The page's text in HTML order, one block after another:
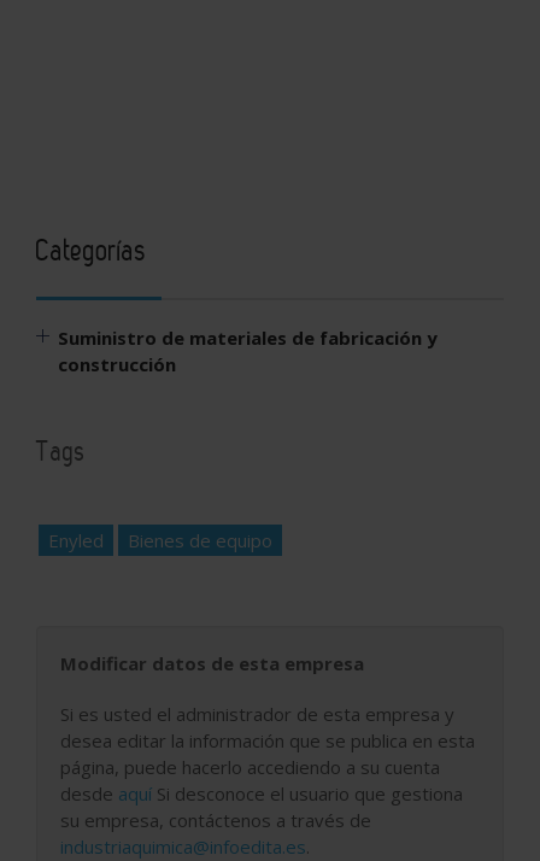
Categorías
Suministro de materiales de fabricación y
construcción
Tags
Enyled Bienes de equipo
Modificar datos de esta empresa
Si es usted el administrador de esta empresa y
desea editar la información que se publica en esta
página, puede hacerlo accediendo a su cuenta
desde aquí Si desconoce el usuario que gestiona
su empresa, contáctenos a través de
industriaquimica@infoedita.es.